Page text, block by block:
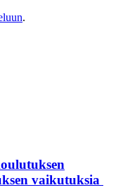
.
vaikutuksia